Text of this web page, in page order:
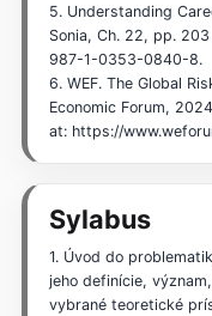
5. Understanding
Sonia, Ch. 22, pp.
987-1-0353-0840-8.
6. WEF. The Global
Economic Forum,
at: https://
Sylabus
1. Úvod do
jeho definície,
vybrané teoretické